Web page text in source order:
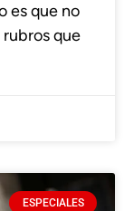
es que no
que
ESPECIALES